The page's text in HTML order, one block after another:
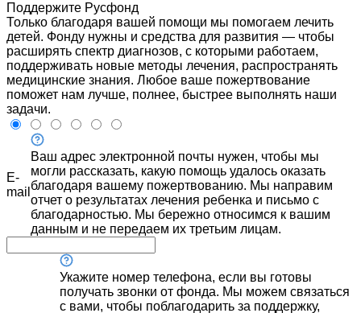
Поддержите Русфонд
Только благодаря вашей помощи мы помогаем лечить
детей. Фонду нужны и средства для развития — чтобы
расширять спектр диагнозов, с которыми работаем,
поддерживать новые методы лечения, распространять
медицинские знания. Любое ваше пожертвование
поможет нам лучше, полнее, быстрее выполнять наши
задачи.
E-
mail
Ваш адрес электронной почты нужен, чтобы мы
могли рассказать, какую помощь удалось оказать
благодаря вашему пожертвованию. Мы направим
отчет о результатах лечения ребенка и письмо с
благодарностью. Мы бережно относимся к вашим
данным и не передаем их третьим лицам.
Укажите номер телефона, если вы готовы
получать звонки от фонда. Мы можем связаться
с вами, чтобы поблагодарить за поддержку,